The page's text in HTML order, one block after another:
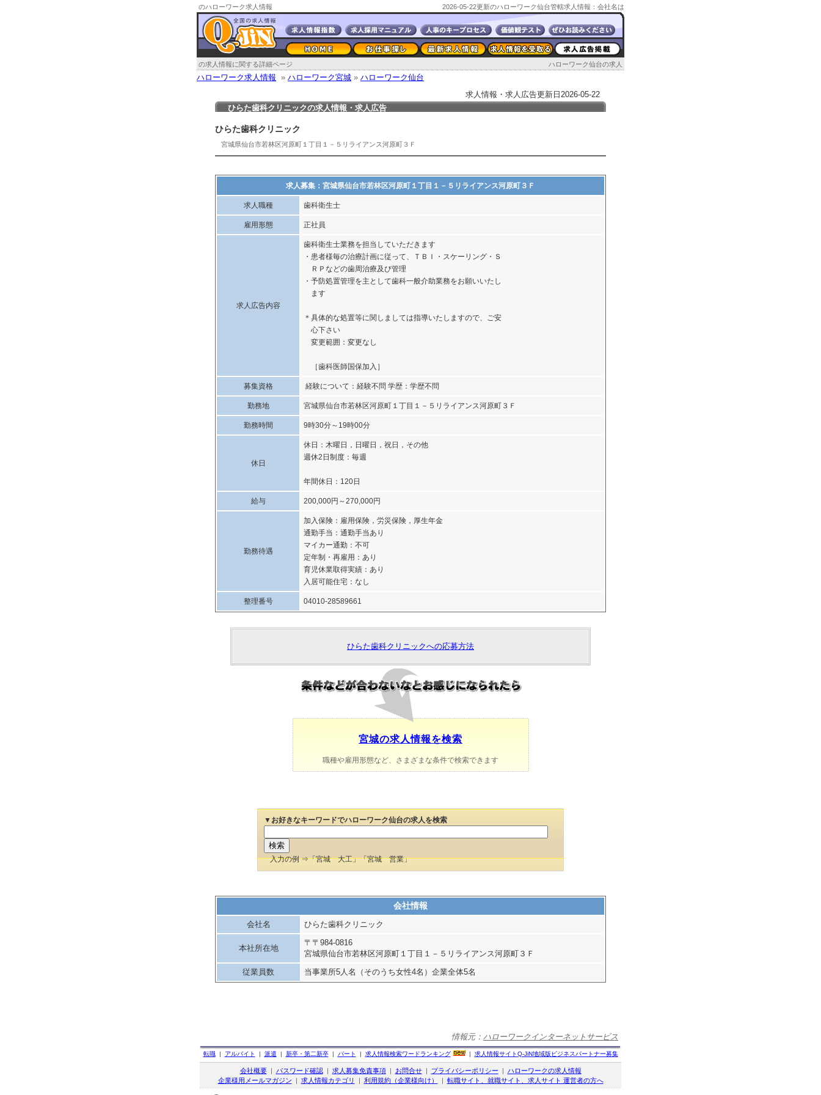
のハローワーク求人情報 2026-05-22更新のハローワーク仙台管轄求人情報：会社名は
ハローワーク仙台の求人
の求人情報に関する詳細ページ
ハローワーク求人情報 » ハローワーク宮城 » ハローワーク仙台
求人情報・求人広告更新日2026-05-22
ひらた歯科クリニックの求人情報・求人広告
ひらた歯科クリニック
宮城県仙台市若林区河原町１丁目１－５リライアンス河原町３Ｆ
求人募集：宮城県仙台市若林区河原町１丁目１－５リライアンス河原町３Ｆ
求人職種 歯科衛生士
雇用形態 正社員
求人広告内容
歯科衛生士業務を担当していただきます
・患者様毎の治療計画に従って、ＴＢＩ・スケーリング・Ｓ
ＲＰなどの歯周治療及び管理
・予防処置管理を主として歯科一般介助業務をお願いいたし
ます
＊具体的な処置等に関しましては指導いたしますので、ご安
心下さい
変更範囲：変更なし
［歯科医師国保加入］
募集資格 経験について：経験不問 学歴：学歴不問
勤務地 宮城県仙台市若林区河原町１丁目１－５リライアンス河原町３Ｆ
勤務時間 9時30分～19時00分
休日
休日：木曜日，日曜日，祝日，その他
週休2日制度：毎週
年間休日：120日
給与 200,000円～270,000円
勤務待遇
加入保険：雇用保険，労災保険，厚生年金
通勤手当：通勤手当あり
マイカー通勤：不可
定年制・再雇用：あり
育児休業取得実績：あり
入居可能住宅：なし
整理番号 04010-28589661
ひらた歯科クリニックへの応募方法
宮城の求人情報を検索
職種や雇用形態など、さまざまな条件で検索できます
▼お好きなキーワードでハローワーク仙台の求人を検索
入力の例 ⇒「宮城 大工」「宮城 営業」
会社情報
会社名 ひらた歯科クリニック
本社所在地
〒〒984-0816
宮城県仙台市若林区河原町１丁目１－５リライアンス河原町３Ｆ
従業員数
当事業所5人名（そのうち女性4名）企業全体5名
情報元： ハローワークインターネットサービス
転職| アルバイト | 派遣 | 新卒・第二新卒| パート | 求人情報検索ワードランキング | 求人情報サイトQ-JiN地域版ビジネスパートナー募集
会社概要| パスワード確認| 求人募集免責事項| お問合せ| プライバシーポリシー | ハローワークの求人情報
企業様用メールマガジン | 求人情報カテゴリ | 利用規約（企業様向け） | 転職サイト、就職サイト、求人サイト 運営者の方へ